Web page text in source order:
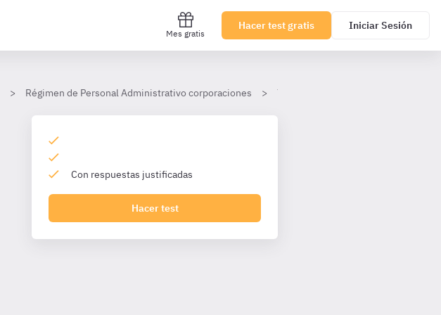
Mes gratis
Hacer test gratis Iniciar Sesión
Régimen de Personal Administrativo corporaciones Tema 26. Adquisición y pérdida de
Con respuestas justificadas
Hacer test